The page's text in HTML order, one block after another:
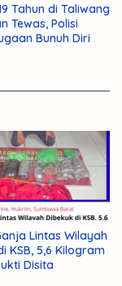
Tahun di Taliwang
Tewas, Polisi
Bunuh Diri
Lintas Wilayah
KSB, 5,6 Kilogram
Disita